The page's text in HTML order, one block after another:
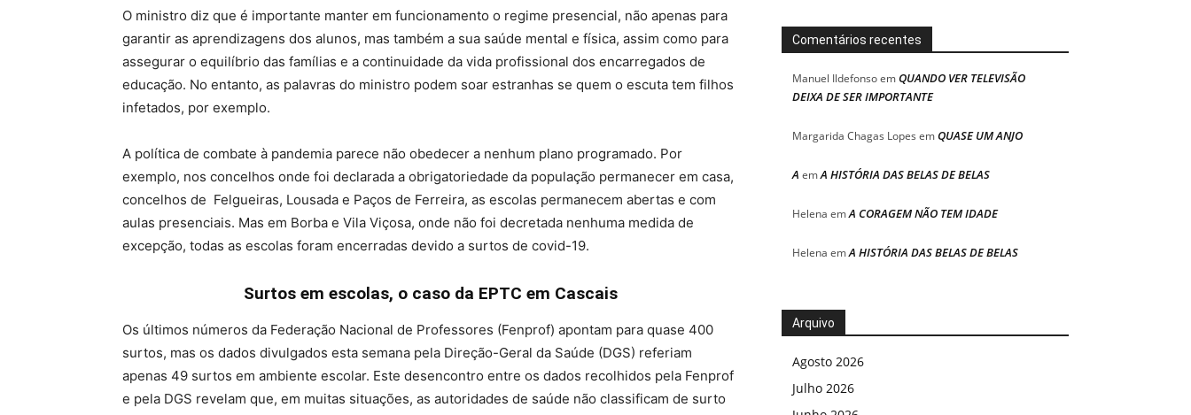
O ministro diz que é importante manter em funcionamento o regime presencial, não apenas para
garantir as aprendizagens dos alunos, mas também a sua saúde mental e física, assim como para
assegurar o equilíbrio das famílias e a continuidade da vida profissional dos encarregados de
educação. No entanto, as palavras do ministro podem soar estranhas se quem o escuta tem filhos
infetados, por exemplo.
A política de combate à pandemia parece não obedecer a nenhum plano programado. Por
exemplo, nos concelhos onde foi declarada a obrigatoriedade da população permanecer em casa,
concelhos de Felgueiras, Lousada e Paços de Ferreira, as escolas permanecem abertas e com
aulas presenciais. Mas em Borba e Vila Viçosa, onde não foi decretada nenhuma medida de
excepção, todas as escolas foram encerradas devido a surtos de covid-19.
Surtos em escolas, o caso da EPTC em Cascais
Os últimos números da Federação Nacional de Professores (Fenprof) apontam para quase 400
surtos, mas os dados divulgados esta semana pela Direção-Geral da Saúde (DGS) referiam
apenas 49 surtos em ambiente escolar. Este desencontro entre os dados recolhidos pela Fenprof
e pela DGS revelam que, em muitas situações, as autoridades de saúde não classificam de surto
Comentários recentes
Manuel IldefonsoemQUANDO VER TELEVISÃO
DEIXA DE SER IMPORTANTE
Margarida Chagas Lopes emQUASE UM ANJO
A emA HISTÓRIA DAS BELAS DE BELAS
Helena emA CORAGEM NÃO TEM IDADE
Helena emA HISTÓRIA DAS BELAS DE BELAS
Arquivo
Agosto 2026
Julho 2026